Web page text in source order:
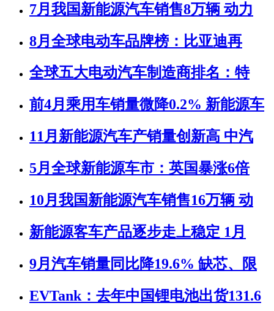
7月我国新能源汽车销售8万辆 动力
8月全球电动车品牌榜：比亚迪再
全球五大电动汽车制造商排名：特
前4月乘用车销量微降0.2% 新能源车
11月新能源汽车产销量创新高 中汽
5月全球新能源车市：英国暴涨6倍
10月我国新能源汽车销售16万辆 动
新能源客车产品逐步走上稳定 1月
9月汽车销量同比降19.6% 缺芯、限
EVTank：去年中国锂电池出货131.6